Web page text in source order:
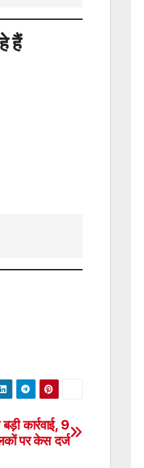
हैं
कार्रवाई, 9
पर केस दर्ज